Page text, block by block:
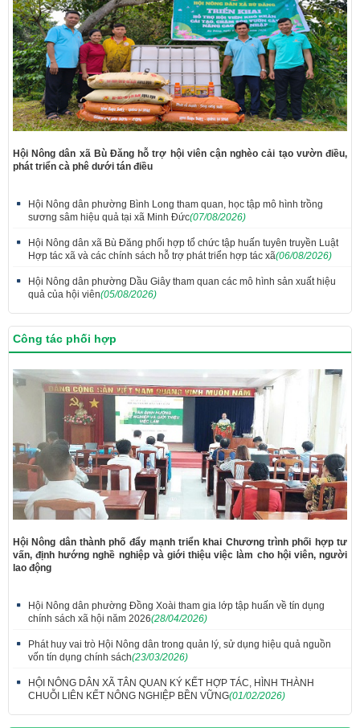
Hội Nông dân xã Bù Đăng hỗ trợ hội viên cận nghèo cải tạo vườn điều,
phát triển cà phê dưới tán điều
Hội Nông dân phường Bình Long tham quan, học tập mô hình trồng
sương sâm hiệu quả tại xã Minh Đức(07/08/2026)
Hội Nông dân xã Bù Đăng phối hợp tổ chức tập huấn tuyên truyền Luật
Hợp tác xã và các chính sách hỗ trợ phát triển hợp tác xã(06/08/2026)
Hội Nông dân phường Dầu Giây tham quan các mô hình sản xuất hiệu
quả của hội viên(05/08/2026)
Công tác phối hợp
Hội Nông dân thành phố đẩy mạnh triển khai Chương trình phối hợp tư
vấn, định hướng nghề nghiệp và giới thiệu việc làm cho hội viên, người
lao động
Hội Nông dân phường Đồng Xoài tham gia lớp tập huấn về tín dụng
chính sách xã hội năm 2026(28/04/2026)
Phát huy vai trò Hội Nông dân trong quản lý, sử dụng hiệu quả nguồn
vốn tín dụng chính sách(23/03/2026)
HỘI NÔNG DÂN XÃ TÂN QUAN KÝ KẾT HỢP TÁC, HÌNH THÀNH
CHUỖI LIÊN KẾT NÔNG NGHIỆP BỀN VỮNG(01/02/2026)